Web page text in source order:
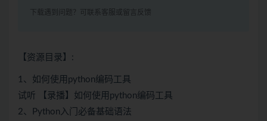
下载遇到问题？可联系客服或留言反馈
【资源目录】:
1、如何使用python编码工具
试听 【录播】如何使用python编码工具
2、
Python 入门必备基础语法